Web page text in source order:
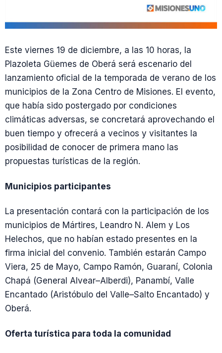
Este viernes 19 de diciembre, a las 10 horas, la
Plazoleta Güemes de Oberá será escenario del
lanzamiento oficial de la temporada de verano de los
municipios de la Zona Centro de Misiones. El evento,
que había sido postergado por condiciones
climáticas adversas, se concretará aprovechando el
buen tiempo y ofrecerá a vecinos y visitantes la
posibilidad de conocer de primera mano las
propuestas turísticas de la región.
Municipios participantes
La presentación contará con la participación de los
municipios de Mártires, Leandro N. Alem y Los
Helechos, que no habían estado presentes en la
firma inicial del convenio. También estarán Campo
Viera, 25 de Mayo, Campo Ramón, Guaraní, Colonia
Chapá (General Alvear–Alberdi), Panambí, Valle
Encantado (Aristóbulo del Valle–Salto Encantado) y
Oberá.
Oferta turística para toda la comunidad